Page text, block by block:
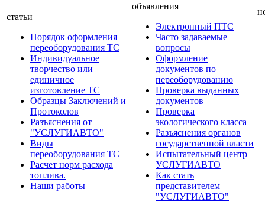
статьи
Порядок оформления
переоборудования ТС
Индивидуальное
творчество или
единичное
изготовление ТС
Образцы Заключений и
Протоколов
Разъяснения от
"УСЛУГИАВТО"
Виды
переоборудования ТС
Расчет норм расхода
топлива.
Наши работы
объявления
Электронный ПТС
Часто задаваемые
вопросы
Оформление
документов по
переоборудованию
Проверка выданных
документов
Проверка
экологического класса
Разъяснения органов
государственной власти
Испытательный центр
УСЛУГИАВТО
Как стать
представителем
"УСЛУГИАВТО"